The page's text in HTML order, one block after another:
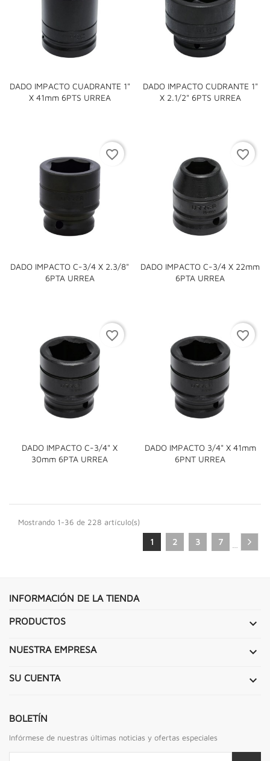
DADO IMPACTO CUADRANTE 1"
X 41mm 6PTS URREA
DADO IMPACTO CUDRANTE 1"
X 2.1/2" 6PTS URREA
DADO IMPACTO C-3/4 X 2.3/8"
6PTA URREA
favorite_border
DADO IMPACTO C-3/4 X 22mm
6PTA URREA
favorite_border
DADO IMPACTO C-3/4" X
30mm 6PTA URREA
favorite_border
DADO IMPACTO 3/4" X 41mm
6PNT URREA
favorite_border
Mostrando 1-36 de 228 artículo(s)
1 2 3 7
INFORMACIÓN DE LA TIENDA
PRODUCTOS 
NUESTRA EMPRESA 
SU CUENTA 
BOLETÍN
Infórmese de nuestras últimas noticias y ofertas especiales